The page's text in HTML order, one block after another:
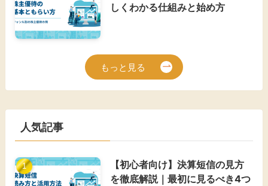
しくわかる仕組みと始め方
もっと見る
人気記事
【初心者向け】決算短信の見方
を徹底解説｜最初に見るべき4つ